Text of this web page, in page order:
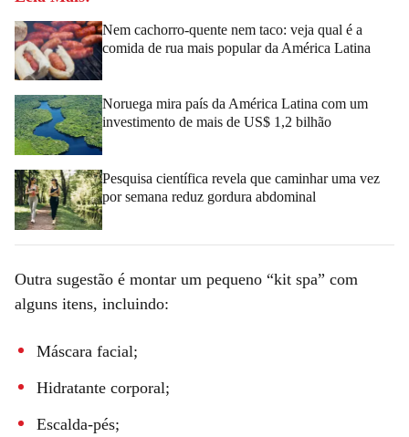
Nem cachorro-quente nem taco: veja qual é a
comida de rua mais popular da América Latina
Noruega mira país da América Latina com um
investimento de mais de US$ 1,2 bilhão
Pesquisa científica revela que caminhar uma vez
por semana reduz gordura abdominal
Outra sugestão é montar um pequeno “kit spa” com
alguns itens, incluindo:
Máscara facial;
Hidratante corporal;
Escalda-pés;